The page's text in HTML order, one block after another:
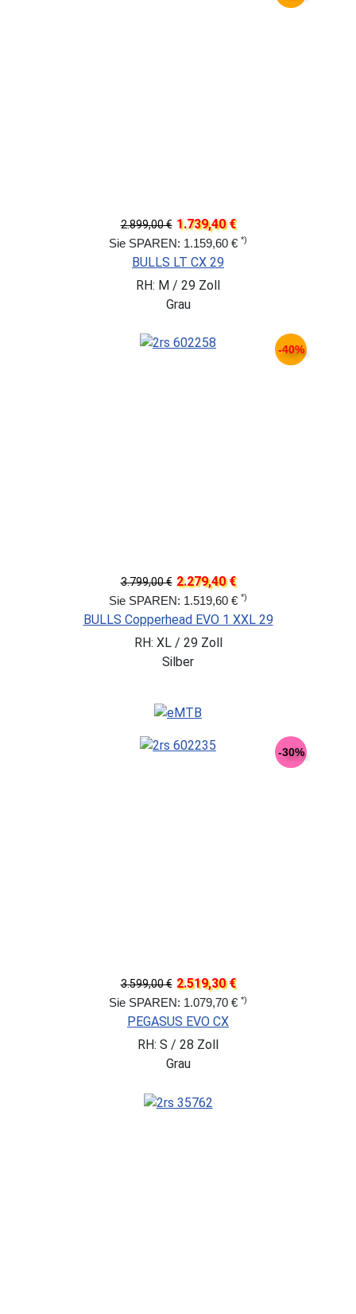
2.899,00 € 1.739,40 €
Sie SPAREN: 1.159,60 € *)
BULLS LT CX 29
RH: M / 29 Zoll
Grau
-40%
3.799,00 € 2.279,40 €
Sie SPAREN: 1.519,60 € *)
BULLS Copperhead EVO 1 XXL 29
RH: XL / 29 Zoll
Silber
-30%
3.599,00 € 2.519,30 €
Sie SPAREN: 1.079,70 € *)
PEGASUS EVO CX
RH: S / 28 Zoll
Grau